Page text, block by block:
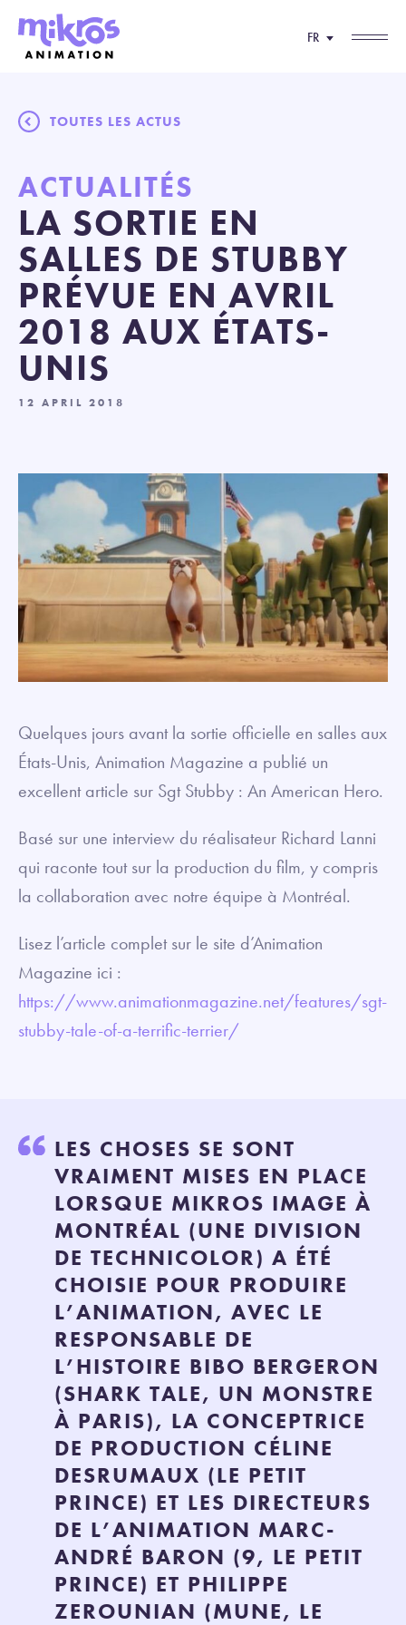
FR
TOUTES LES ACTUS
ACTUALITÉS
LA SORTIE EN
SALLES DE STUBBY
PRÉVUE EN AVRIL
2018 AUX ÉTATS-
UNIS
12 APRIL 2018
Quelques jours avant la sortie officielle en salles aux
États-Unis, Animation Magazine a publié un
excellent article sur Sgt Stubby : An American Hero.
Basé sur une interview du réalisateur Richard Lanni
qui raconte tout sur la production du film, y compris
la collaboration avec notre équipe à Montréal.
Lisez l’article complet sur le site d’Animation
Magazine ici :
https://www.animationmagazine.net/features/sgt-
stubby-tale-of-a-terrific-terrier/
LES CHOSES SE SONT
VRAIMENT MISES EN PLACE
LORSQUE MIKROS IMAGE À
MONTRÉAL (UNE DIVISION
DE TECHNICOLOR) A ÉTÉ
CHOISIE POUR PRODUIRE
L’ANIMATION, AVEC LE
RESPONSABLE DE
L’HISTOIRE BIBO BERGERON
(SHARK TALE, UN MONSTRE
À PARIS), LA CONCEPTRICE
DE PRODUCTION CÉLINE
DESRUMAUX (LE PETIT
PRINCE) ET LES DIRECTEURS
DE L’ANIMATION MARC-
ANDRÉ BARON (9, LE PETIT
PRINCE) ET PHILIPPE
ZEROUNIAN (MUNE, LE